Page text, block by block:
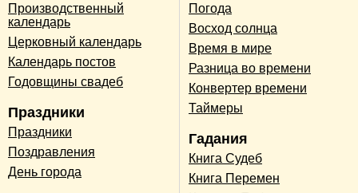
Производственный
календарь
Церковный календарь
Календарь постов
Годовщины свадеб
Праздники
Праздники
Поздравления
День города
Погода
Восход солнца
Время в мире
Разница во времени
Конвертер времени
Таймеры
Гадания
Книга Судеб
Книга Перемен